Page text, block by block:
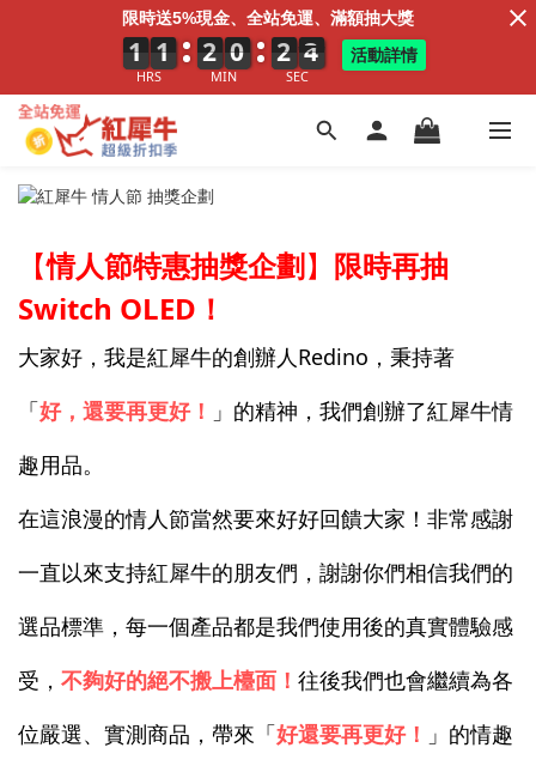
【情人節特惠抽獎企劃】 限時再抽
Switch OLED ！
大家好，我是紅犀牛的創辦人Redino，秉持著
「好，還要再更好！ 」的精神，我們創辦了紅犀牛情
趣用品。
在這浪漫的情人節當然要來好好回饋大家！非常感謝
一直以來支持紅犀牛的朋友們，謝謝你們相信我們的
選品標準， 每一個產品都是我們使用後的真實體驗感
受， 不夠好的絕不搬上檯面！ 往後我們也會繼續為各
位嚴選、實測商品，帶來「好還要再更好！ 」的情趣
限時送5%現金、全站免運、滿額抽大獎
1
1
1 1
1
1
HRS
2
2
2 0
0
0
MIN
2
3
2 3
4
3
SEC
活動詳情